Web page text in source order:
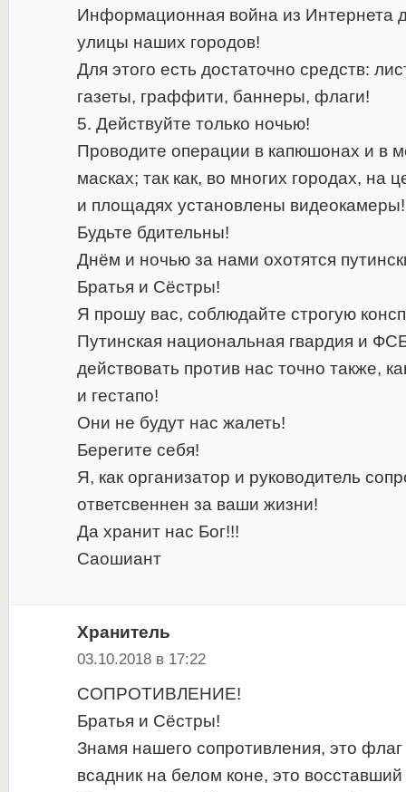
Информационная война из Интернета
улицы наших городов!
Для этого есть достаточно средств:
газеты, граффити, баннеры, флаги!
5. Действуйте только ночью!
Проводите операции в капюшонах и в
масках; так как, во многих городах, на
и площадях установлены видеокамеры!
Будьте бдительны!
Днём и ночью за нами охотятся
Братья и Сёстры!
Я прошу вас, соблюдайте строгую
Путинская национальная гвардия и
действовать против нас точно также,
и гестапо!
Они не будут нас жалеть!
Берегите себя!
Я, как организатор и руководитель
ответсвеннен за ваши жизни!
Да хранит нас Бог!!!
Саошиант
Хранитель
03.10.2018 в 17:22
СОПРОТИВЛЕНИЕ!
Братья и Сёстры!
Знамя нашего сопротивления, это
всадник на белом коне, это